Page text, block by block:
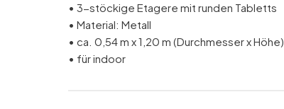
• 3-stöckige Etagere mit runden Tabletts
• Material: Metall
• ca. 0,54 m x 1,20 m (Durchmesser x Höhe)
• für indoor